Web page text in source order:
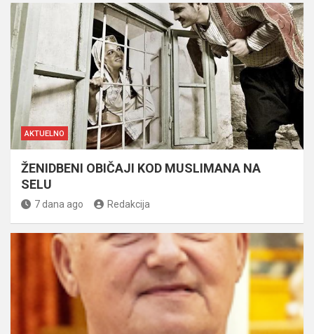
AKTUELNO
ŽENIDBENI OBIČAJI KOD MUSLIMANA NA
SELU
7 dana ago Redakcija